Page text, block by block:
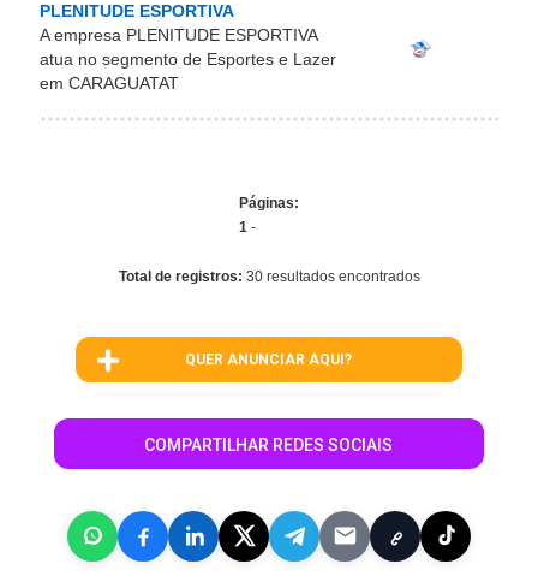
PLENITUDE ESPORTIVA
A empresa PLENITUDE ESPORTIVA
atua no segmento de Esportes e Lazer
em CARAGUATAT
Páginas:
1 -
Total de registros: 30 resultados encontrados
QUER ANUNCIAR AQUI?
COMPARTILHAR REDES SOCIAIS